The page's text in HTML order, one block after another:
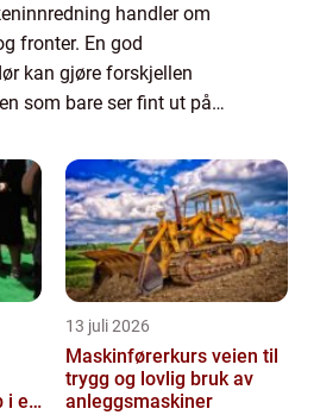
handler om
fronter. En god
kan gjøre forskjellen
som bare ser fint ut på
seg pent i mange år og
i en
13 juli 2026
Maskinførerkurs veien til
trygg og lovlig bruk av
anleggsmaskiner